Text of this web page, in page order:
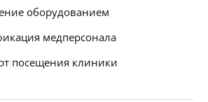
оборудованием
медперсонала
посещения клиники